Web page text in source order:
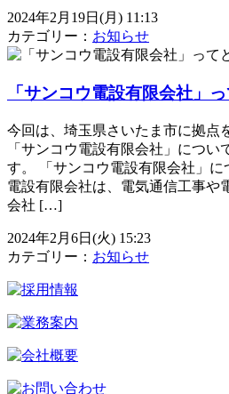
2024年2月19日(月) 11:13
カテゴリー： お知らせ
「サンコウ電設有限会社」
今回は、埼玉県さいたま市に拠点
「サンコウ電設有限会社」につい
す。 「サンコウ電設有限会社」に
電設有限会社は、電気通信工事や
会社 […]
2024年2月6日(火) 15:23
カテゴリー： お知らせ